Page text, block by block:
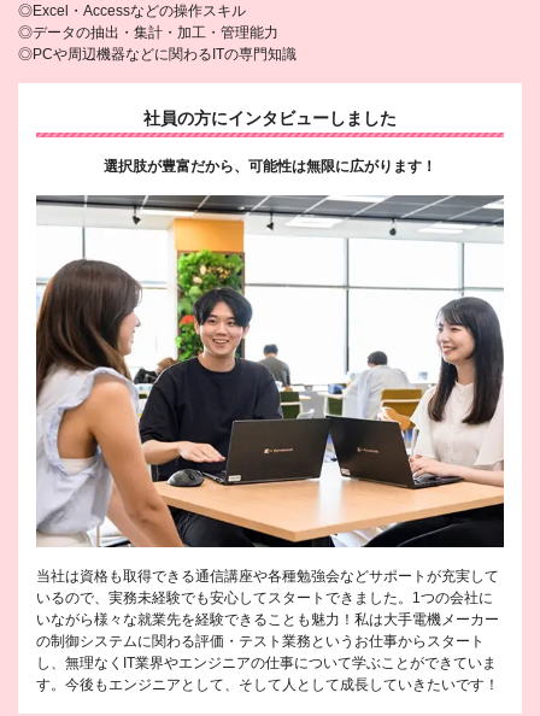
◎Excel・Accessなどの操作スキル
◎データの抽出・集計・加工・管理能力
◎PCや周辺機器などに関わるITの専門知識
社員の方にインタビューしました
選択肢が豊富だから、可能性は無限に広がります！
当社は資格も取得できる通信講座や各種勉強会などサポートが充実して
いるので、実務未経験でも安心してスタートできました。1つの会社に
いながら様々な就業先を経験できることも魅力！私は大手電機メーカー
の制御システムに関わる評価・テスト業務というお仕事からスタート
し、無理なくIT業界やエンジニアの仕事について学ぶことができていま
す。今後もエンジニアとして、そして人として成長していきたいです！